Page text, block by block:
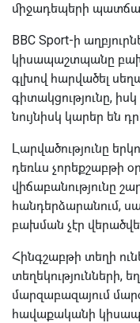
միջադեպերի
BBC Sport-ի
կիսապաշտպանը
գլխով հարվածել
գիտակցությունը,
նույնիսկ կարեր են
Լարվածությունը
դեռևս չորեքշաբթի
վիճաբանությունը
հանդերձարանում,
բախման չէր
Հինգշաբթի տեղի
տեղեկությունների,
մարզաբազայում
հավաքականի